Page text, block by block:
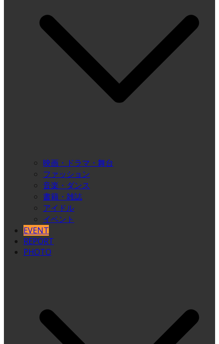
映画・ドラマ・舞台
ファッション
音楽・ダンス
書籍・雑誌
アイドル
イベント
EVENT
REPORT
PHOTO